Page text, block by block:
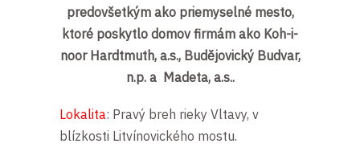
predovšetkým ako priemyselné mesto,
ktoré poskytlo domov firmám ako Koh-i-
noor Hardtmuth, a.s., Budějovický Budvar,
n.p. a Madeta, a.s..
Lokalita: Pravý breh rieky Vltavy, v
blízkosti Litvínovického mostu.